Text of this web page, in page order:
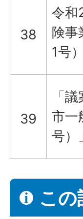
38
令和
険事
1号）
39
「
市一
号）
こ